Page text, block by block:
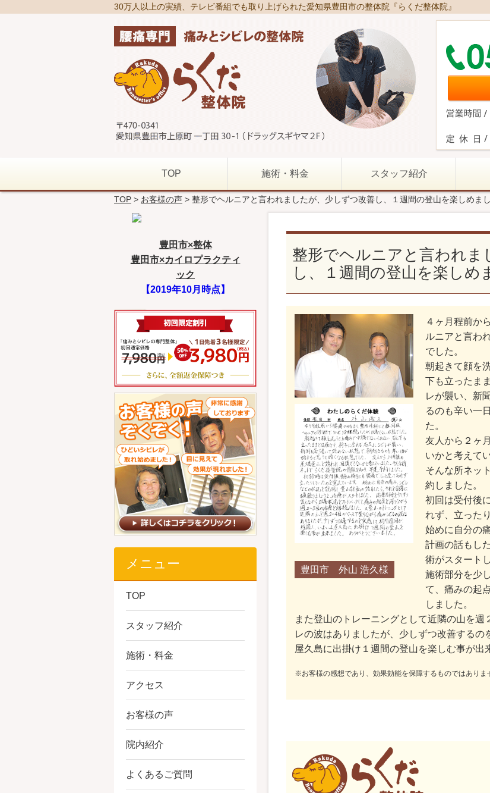
30万人以上の実績、テレビ番組でも取り上げられた愛知県豊田市の整体院『らくだ整体院』
TOP 施術・料金 スタッフ紹介
TOP > お客様の声 > 整形でヘルニアと言われましたが、少しずつ改善し、１週間の登山を楽しめま
整形でヘルニアと言われま
し、１週間の登山を楽しめ
豊田市 外山 浩久様
４ヶ月程前か
ルニアと言わ
でした。
朝起きて顔を
下も立ったま
レが襲い、新
るのも辛い一
た。
友人から２ヶ
いかと考えて
そんな所ネッ
約しました。
初回は受付後
れず、立った
始めに自分の
計画の話もし
術がスタート
施術部分を少
て、痛みの起
しました。
また登山のトレーニングとして近隣の山を
レの波はありましたが、少しずつ改善するの
屋久島に出掛け１週間の登山を楽しむ事が出
※お客様の感想であり、効果効能を保障するものではありま
豊田市×整体
豊田市×カイロプラクティ
ック
【2019年10月時点】
メニュー
TOP
スタッフ紹介
施術・料金
アクセス
お客様の声
院内紹介
よくあるご質問